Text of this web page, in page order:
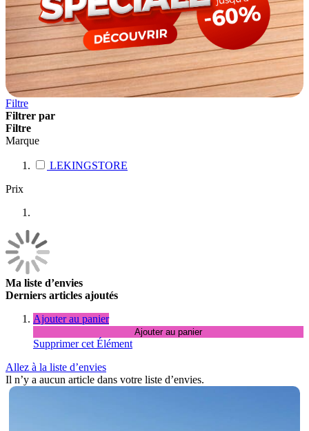
Filtre
Filtrer par
Filtre
Marque
LEKINGSTORE
Prix
Ma liste d’envies
Derniers articles ajoutés
Ajouter au panier
Ajouter au panier
Supprimer cet Élément
Allez à la liste d’envies
Il n’y a aucun article dans votre liste d’envies.